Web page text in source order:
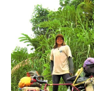
ン